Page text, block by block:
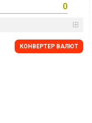
КОНВЕРТЕР ВАЛЮТ